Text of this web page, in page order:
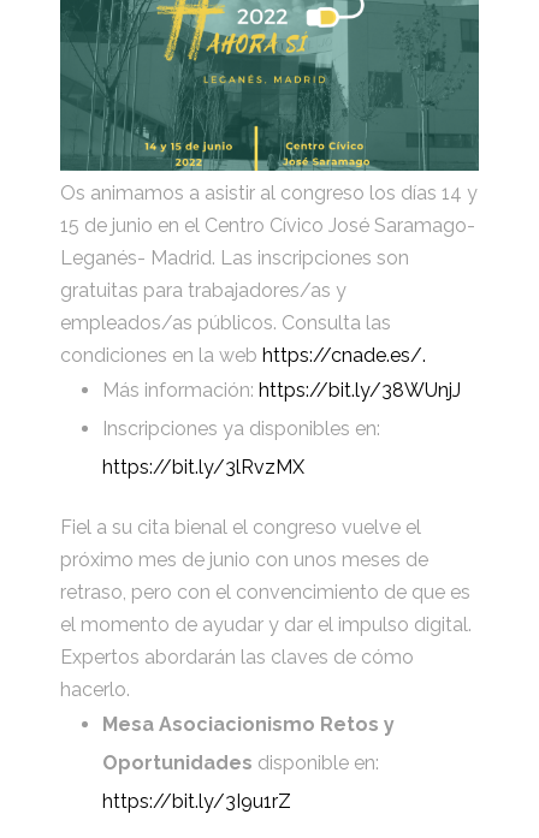
Os animamos a asistir al congreso los días 14 y
15 de junio en el Centro Cívico José Saramago-
Leganés- Madrid. Las inscripciones son
gratuitas para trabajadores/as y
empleados/as públicos. Consulta las
condiciones en la web https://cnade.es/.
Más información: https://bit.ly/38WUnjJ
Inscripciones ya disponibles en:
https://bit.ly/3lRvzMX
Fiel a su cita bienal el congreso vuelve el
próximo mes de junio con unos meses de
retraso, pero con el convencimiento de que es
el momento de ayudar y dar el impulso digital.
Expertos abordarán las claves de cómo
hacerlo.
Mesa Asociacionismo Retos y
Oportunidades disponible en:
https://bit.ly/3I9u1rZ